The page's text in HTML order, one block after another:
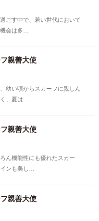
ごす中で、若い世代において
会は多…
親善大使
幼い頃からスカーフに親しん
く、夏は…
親善大使
ん機能性にも優れたスカー
インも美し…
親善大使